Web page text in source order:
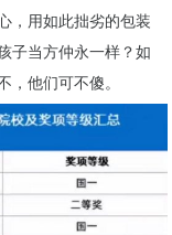
，用如此拙劣的包装
子当方仲永一样？如
，他们可不傻。